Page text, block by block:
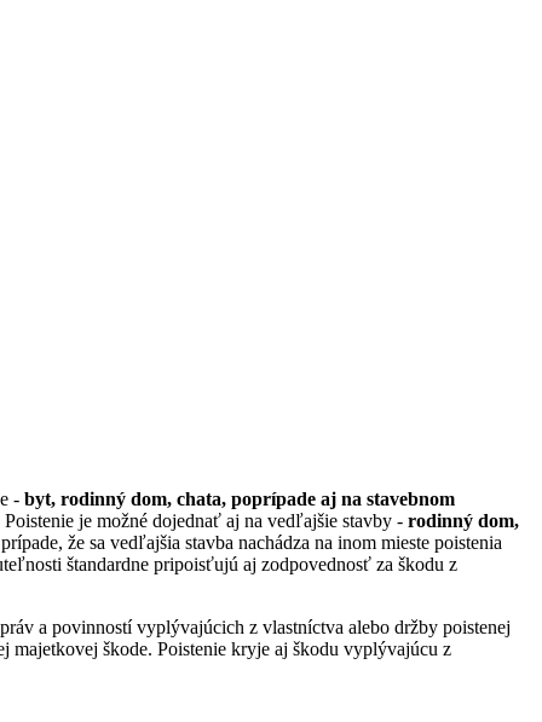
- byt, rodinný dom, chata, poprípade aj na stavebnom
je možné dojednať aj na vedľajšie stavby - rodinný dom,
že sa vedľajšia stavba nachádza na inom mieste poistenia
štandardne pripoisťujú aj zodpovednosť za škodu z
a povinností vyplývajúcich z vlastníctva alebo držby poistenej
majetkovej škode. Poistenie kryje aj škodu vyplývajúcu z